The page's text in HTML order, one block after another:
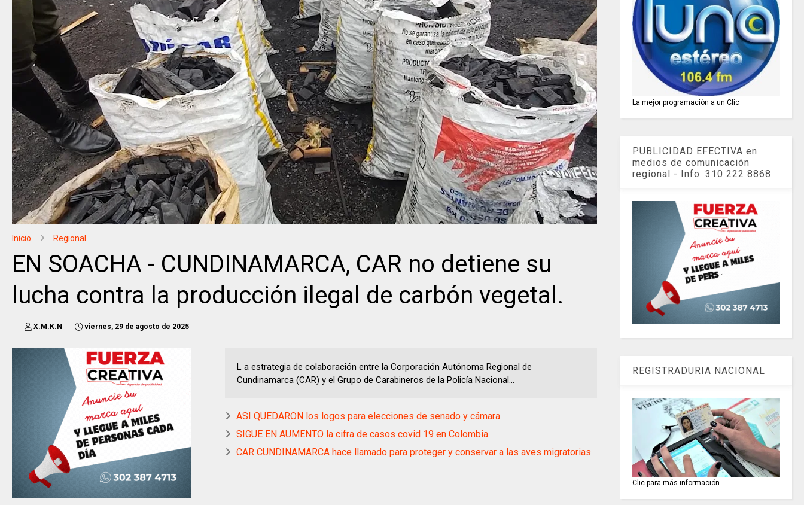
Inicio Regional
EN SOACHA - CUNDINAMARCA, CAR no detiene su
lucha contra la producción ilegal de carbón vegetal.
X.M.K.N viernes, 29 de agosto de 2025
L a estrategia de colaboración entre la Corporación Autónoma Regional de
Cundinamarca (CAR) y el Grupo de Carabineros de la Policía Nacional...
ASI QUEDARON los logos para elecciones de senado y cámara
SIGUE EN AUMENTO la cifra de casos covid 19 en Colombia
CAR CUNDINAMARCA hace llamado para proteger y conservar a las aves migratorias
La mejor programación a un Clic
PUBLICIDAD EFECTIVA en
medios de comunicación
regional - Info: 310 222 8868
REGISTRADURIA NACIONAL
Clic para más información